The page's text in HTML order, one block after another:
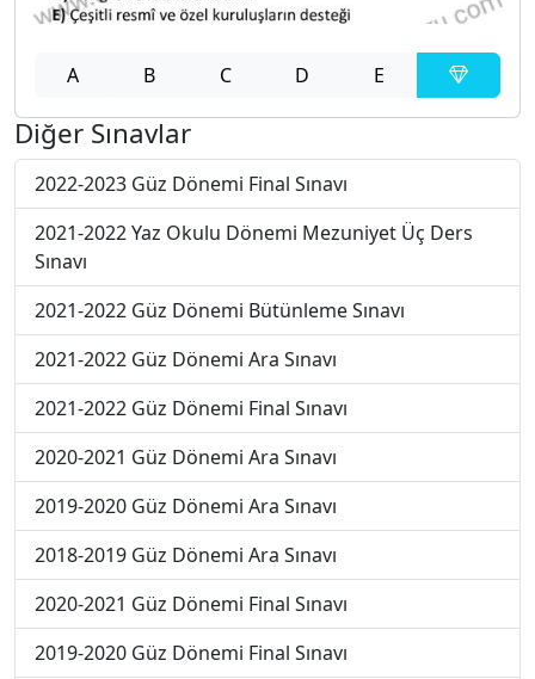
A B C D E
Diğer Sınavlar
2022-2023 Güz Dönemi Final Sınavı
2021-2022 Yaz Okulu Dönemi Mezuniyet Üç Ders
Sınavı
2021-2022 Güz Dönemi Bütünleme Sınavı
2021-2022 Güz Dönemi Ara Sınavı
2021-2022 Güz Dönemi Final Sınavı
2020-2021 Güz Dönemi Ara Sınavı
2019-2020 Güz Dönemi Ara Sınavı
2018-2019 Güz Dönemi Ara Sınavı
2020-2021 Güz Dönemi Final Sınavı
2019-2020 Güz Dönemi Final Sınavı